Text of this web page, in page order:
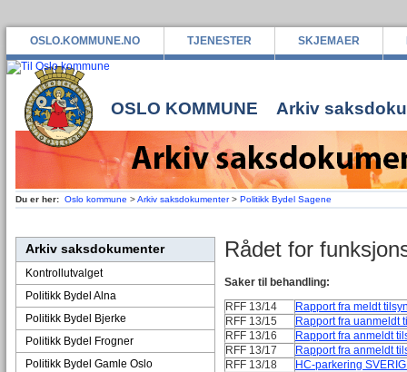
OSLO.KOMMUNE.NO TJENESTER SKJEMAER
OSLO KOMMUNE Arkiv
Du er her: Oslo kommune >Arkiv saksdokumenter> Politikk Bydel Sagene
Arkiv saksdokumenter
Kontrollutvalget
Politikk Bydel Alna
Politikk Bydel Bjerke
Politikk Bydel Frogner
Politikk Bydel Gamle Oslo
Rådet for
Saker til behandling:
RFF 13/14
Rapport fra meldt
RFF 13/15
Rapport fra uanmeldt
RFF 13/16
Rapport fra anmeldt
RFF 13/17
Rapport fra anmeldt
RFF 13/18
HC-parkering